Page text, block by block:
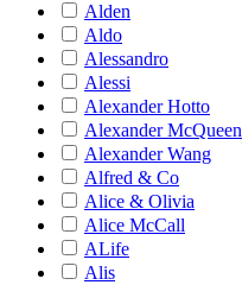
Alden
Aldo
Alessandro
Alessi
Alexander Hotto
Alexander McQueen
Alexander Wang
Alfred & Co
Alice & Olivia
Alice McCall
ALife
Alis